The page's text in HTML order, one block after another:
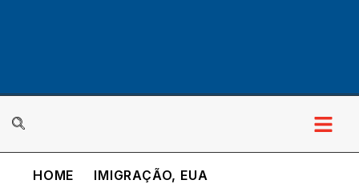
HOME IMIGRAÇÃO, EUA